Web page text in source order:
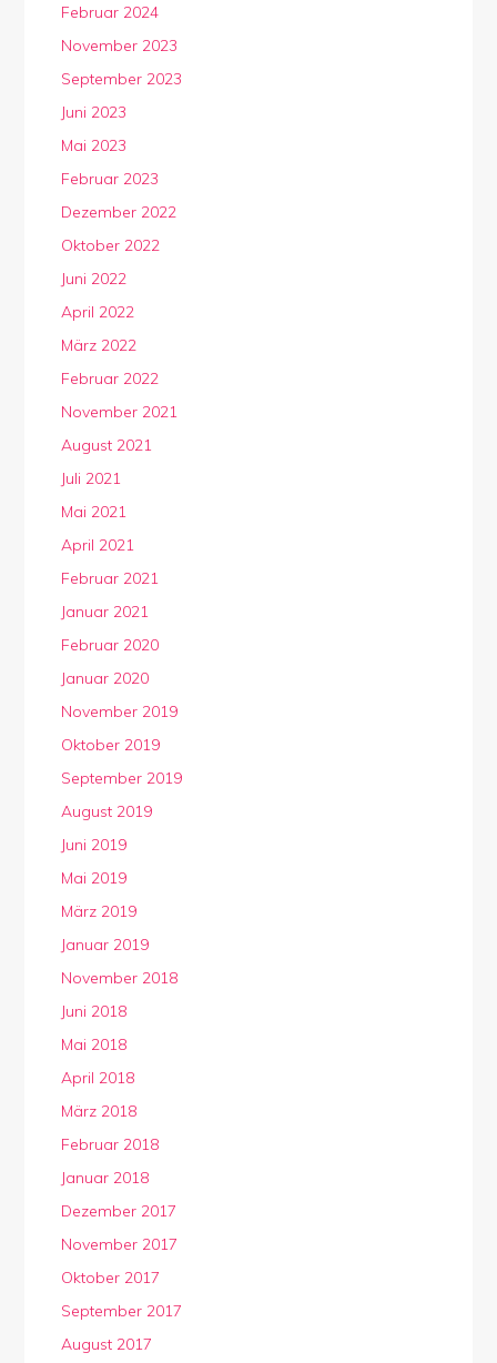
Februar 2024
November 2023
September 2023
Juni 2023
Mai 2023
Februar 2023
Dezember 2022
Oktober 2022
Juni 2022
April 2022
März 2022
Februar 2022
November 2021
August 2021
Juli 2021
Mai 2021
April 2021
Februar 2021
Januar 2021
Februar 2020
Januar 2020
November 2019
Oktober 2019
September 2019
August 2019
Juni 2019
Mai 2019
März 2019
Januar 2019
November 2018
Juni 2018
Mai 2018
April 2018
März 2018
Februar 2018
Januar 2018
Dezember 2017
November 2017
Oktober 2017
September 2017
August 2017